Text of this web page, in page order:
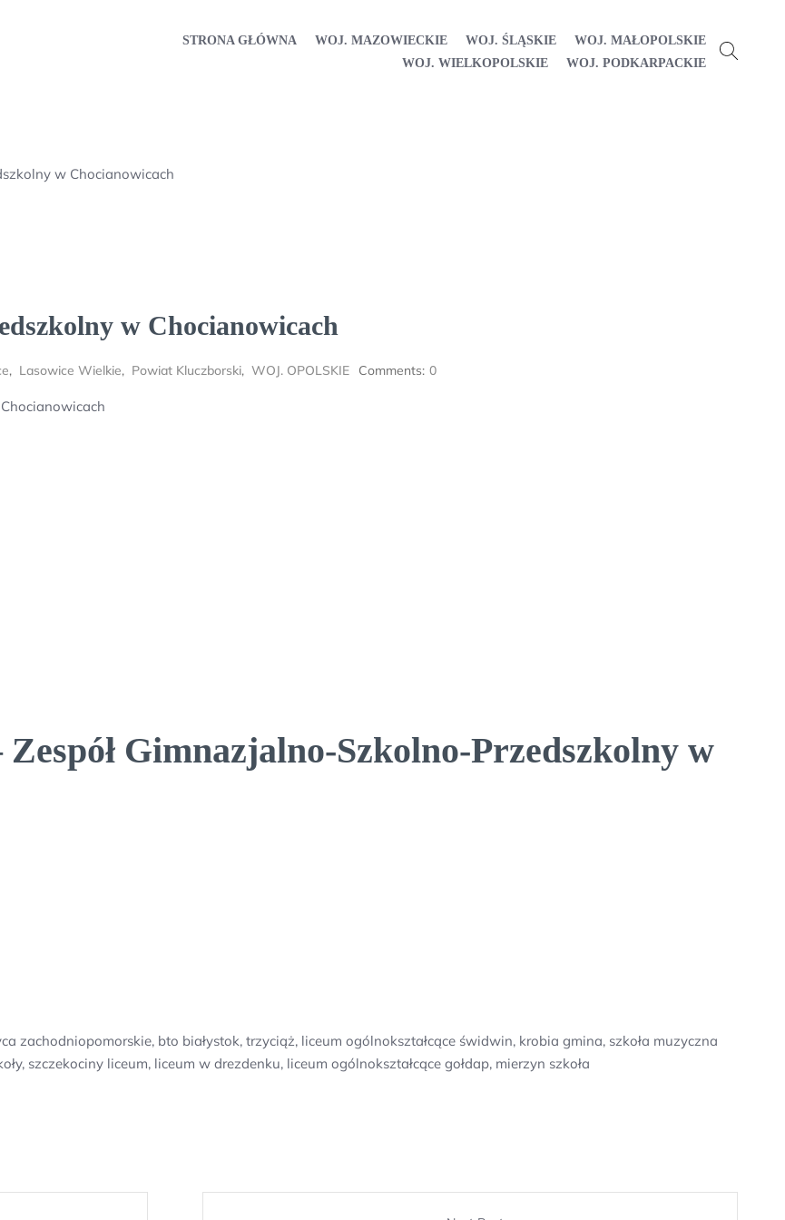
STRONA GŁÓWNA WOJ. MAZOWIECKIE WOJ. ŚLĄSKIE
WOJ. MAŁOPOLSKIE
WOJ. WIELKOPOLSKIE
WOJ. PODKARPACKIE
w Chocianowicach
w Chocianowicach
, Lasowice Wielkie, Powiat Kluczborski, WOJ. OPOLSKIE Comments: 0
Gimnazjalno-Szkolno-Przedszkolny w
zachodniopomorskie, bto białystok, trzyciąż, liceum ogólnokształcące świdwin, krobia gmina, szkoła muzyczna
szczekociny liceum, liceum w drezdenku, liceum ogólnokształcące gołdap, mierzyn szkoła